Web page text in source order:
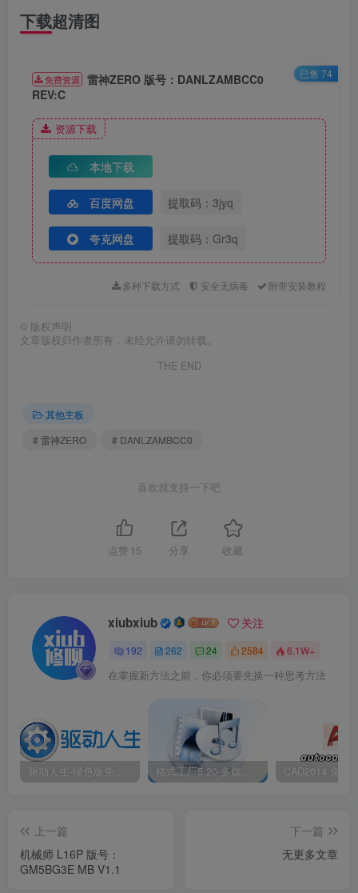
下载超清图
已售 74
免费资源 雷神ZERO 版号：DANLZAMBCC0
REV:C
资源下载
本地下载
百度网盘 提取码：3jyq
夸克网盘 提取码：Gr3q
多种下载方式 安全无病毒 附带安装教程
© 版权声明
文章版权归作者所有，未经允许请勿转载。
THE END
其他主板
# 雷神ZERO
# DANLZAMBCC0
喜欢就支持一下吧
点赞 15 分享 收藏
xiubxiub 关注
192 262 24 2584 6.1W+
在掌握新方法之前，你必须要先换一种思考方法
上一篇
机械师 L16P 版号：
GM5BG3E MB V1.1
下一篇
无更多文章